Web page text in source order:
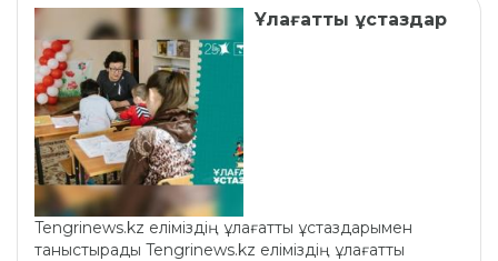
Ұлағатты ұстаздар
Tengrinews.kz еліміздің ұлағатты ұстаздарымен
таныстырады Tengrinews.kz еліміздің ұлағатты